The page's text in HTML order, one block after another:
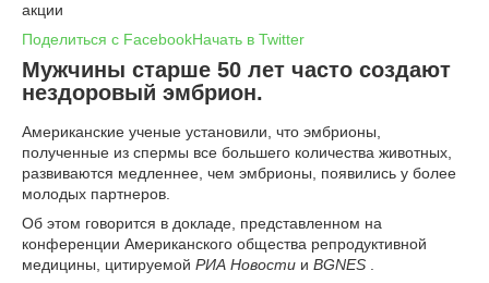
акции
Поделиться с FacebookНачать в Twitter
Мужчины старше 50 лет часто создают
нездоровый эмбрион.
Американские ученые установили, что эмбрионы,
полученные из спермы все большего количества животных,
развиваются медленнее, чем эмбрионы, появились у более
молодых партнеров.
Об этом говорится в докладе, представленном на
конференции Американского общества репродуктивной
медицины, цитируемой РИА Новости и BGNES